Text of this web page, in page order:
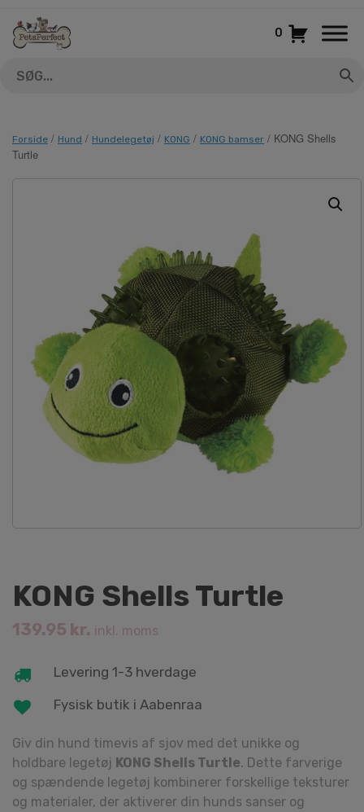
indhold
0
Forside / Hund / Hundelegetøj / KONG / KONG bamser / KONG Shells
Turtle
KONG Shells Turtle
139.95 kr. inkl. moms
Levering 1-3 hverdage
Fysisk butik i Aabenraa
Giv din hund timevis af sjov med det unikke og
holdbare legetøj KONG Shells Turtle. Dette farverige
og spændende legetøj kombinerer forskellige teksturer
og materialer, der aktiverer din hunds sanser og